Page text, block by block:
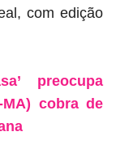
com edição
preocupa
MA) cobra de